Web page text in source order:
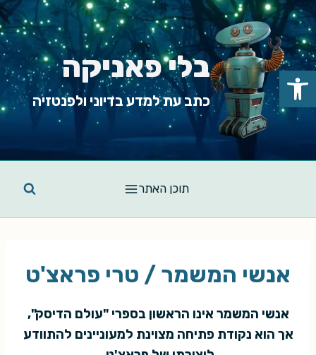
Skip
to
content
בלי פאניקה
כתב עת למדע בדיוני ולפנטזיה
תוכן האתר
אנשי המשמר / טרי פראצ'ט
אנשי המשמר אינו הראשון בספרי "עולם הדיסק",
אך הוא נקודת פתיחה מצוינת למעוניינים להתוודע
פתח סרגל נגישות